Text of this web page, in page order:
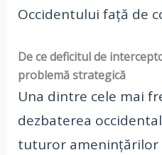
Occidentului față de
De ce deficitul de
problemă strategică
Una dintre cele mai
dezbaterea
tuturor amenințărilor